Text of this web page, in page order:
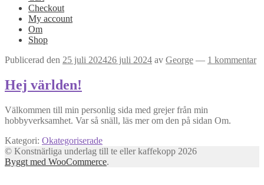
Checkout
My account
Om
Shop
Publicerad den 25 juli 202426 juli 2024 av George — 1 kommentar
Hej världen!
Välkommen till min personlig sida med grejer från min
hobbyverksamhet. Var så snäll, läs mer om den på sidan Om.
Kategori: Okategoriserade
© Konstnärliga underlag till te eller kaffekopp 2026
Byggt med WooCommerce.